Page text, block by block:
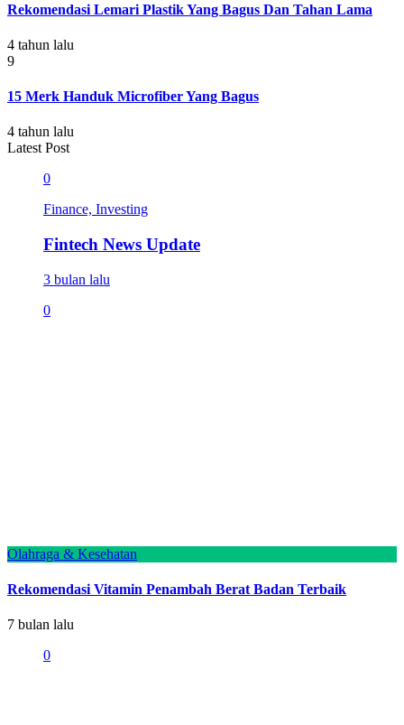
Rekomendasi Lemari Plastik Yang Bagus Dan Tahan Lama
4 tahun lalu
9
15 Merk Handuk Microfiber Yang Bagus
4 tahun lalu
Latest Post
0
Finance, Investing
Fintech News Update
3 bulan lalu
0
Olahraga & Kesehatan
Rekomendasi Vitamin Penambah Berat Badan Terbaik
7 bulan lalu
0